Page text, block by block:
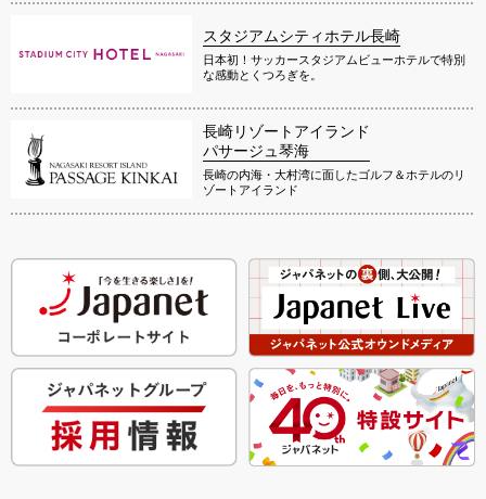
スタジアムシティホテル長崎
日本初！サッカースタジアムビューホテルで特別
な感動とくつろぎを。
長崎リゾートアイランド
パサージュ琴海
長崎の内海・大村湾に面したゴルフ＆ホテルのリ
ゾートアイランド